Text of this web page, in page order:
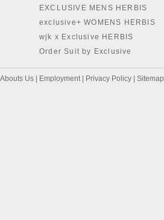
EXCLUSIVE MENS HERBIS
exclusive+ WOMENS HERBIS
wjk x Exclusive HERBIS
Order Suit by Exclusive
Abouts Us Employment| Privacy Policy Sitemap